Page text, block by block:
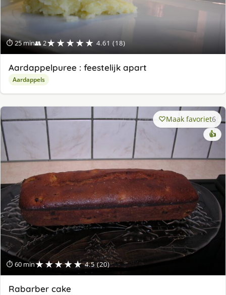
⏱ 25 min👥 2★★★★★ 4.61 (18)
Aardappelpuree : feestelijk apart
Aardappels
⏱ 60 min★★★★★ 4.5 (20)
Maak favoriet6
👍
Rabarber cake